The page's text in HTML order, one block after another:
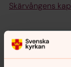
Skärvångens